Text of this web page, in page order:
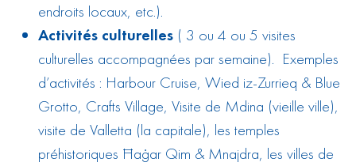
endroits locaux, etc.).
Activités culturelles ( 3 ou 4 ou 5 visites
culturelles accompagnées par semaine). Exemples
d’activités : Harbour Cruise, Wied iz-Zurrieq & Blue
Grotto, Crafts Village, Visite de Mdina (vieille ville),
visite de Valletta (la capitale), les temples
préhistoriques Ħaġar Qim & Mnajdra, les villes de